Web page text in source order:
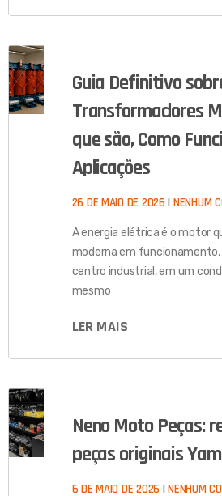
Guia Definitivo
Transformadores
que são, Como
Aplicações
26 DE MAIO DE 2026 NENHUM
A energia elétrica é o motor
moderna em funcionamento,
centro industrial, em um
mesmo
LER MAIS
Neno Moto Peças:
peças originais
6 DE MAIO DE 2026 NENHUM